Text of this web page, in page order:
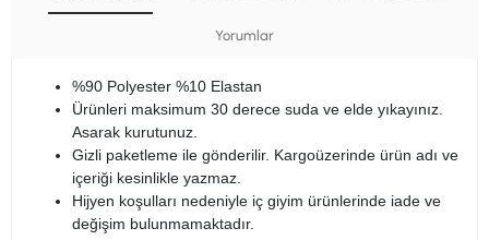
Yorumlar
%90 Polyester %10 Elastan
Ürünleri maksimum 30 derece suda ve elde yıkayınız.
Asarak kurutunuz.
Gizli paketleme ile gönderilir. Kargoüzerinde ürün adı ve
içeriği kesinlikle yazmaz
Hijyen koşulları nedeniyle iç giyim ürünlerinde iade ve
değişim bulunmamaktadır.